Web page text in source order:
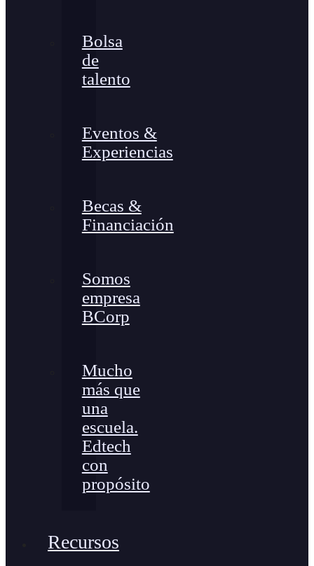
Bolsa
de
talento
Eventos &
Experiencias
Becas &
Financiación
Somos
empresa
BCorp
Mucho
más que
una
escuela.
Edtech
con
propósito
Recursos